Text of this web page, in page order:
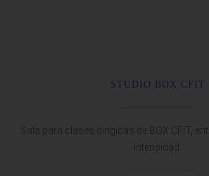
STUDIO BOX CFIT
Sala para clases dirigidas de BOX CFIT,
intensidad.